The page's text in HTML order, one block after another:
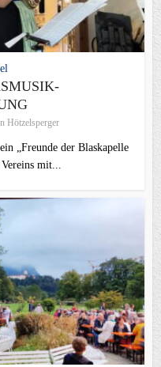
Hötzelsperger
„Freunde der Blaskapelle
mit...